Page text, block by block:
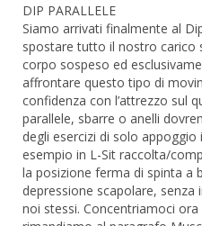
DIP PARALLELE
Siamo arrivati finalmente al
spostare tutto il nostro carico
corpo sospeso ed
affrontare questo tipo di
confidenza con l’attrezzo sul
parallele, sbarre o anelli
degli esercizi di solo
esempio in L-Sit raccolta/
la posizione ferma di spinta a
depressione scapolare, senza
noi stessi. Concentriamoci